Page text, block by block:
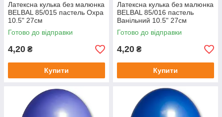
Латексна кулька без малюнка
BELBAL 85/015 пастель Охра
10.5" 27см
Готово до відправки
4,20 ₴
Купити
Латексна кулька без малюнка
BELBAL 85/016 пастель
Ванільний 10.5" 27см
Готово до відправки
4,20 ₴
Купити